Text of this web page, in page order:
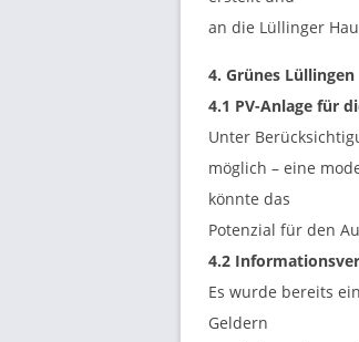
an die Lüllinger
4. Grünes Lüllingen
4.1 PV-Anlage für
Unter
möglich – eine
könnte das
Potenzial für den
4.2
Es wurde bereits
Geldern